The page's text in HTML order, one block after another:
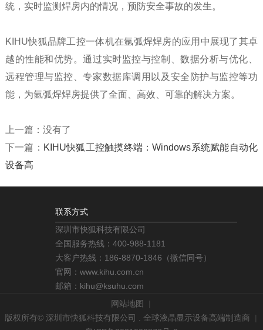
统，实时监测焊房内的情况，预防安全事故的发生。
KIHU快狐品牌工控一体机在氩弧焊焊房的应用中展现了其卓
越的性能和优势。通过实时监控与控制、数据分析与优化、
远程管理与监控、专家数据库调用以及安全防护与监控等功
能，为氩弧焊焊房提供了全面、高效、可靠的解决方案。
上一篇： 没有了
下一篇： KIHU快狐工控触摸终端：Windows系统赋能自动化
设备高
联系方式
深圳市快狐科技有限公司
全国服务热线：400-988-1181
大客户热线：186-8870-1846（微信同号）
官网：www.kihu.com.cn
邮箱：kihu@ksuhu.com
网站地图
|
版权所有© 深圳市快狐科技有限公司 . 全球液晶显示设备高端制造商
|